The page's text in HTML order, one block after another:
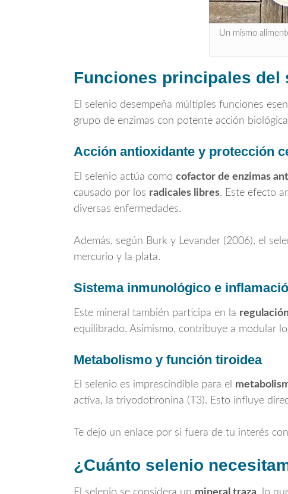
Un mismo
Funciones principales del
El selenio desempeña múltiples funciones
grupo de enzimas con potente acción
Acción antioxidante y protección
El selenio actúa como cofactor de enzimas
causado por los radicales libres. Este efecto
diversas enfermedades.
Además, según Burk y Levander (2006), el
mercurio y la plata.
Sistema inmunológico e
Este mineral también participa en la
equilibrado. Asimismo, contribuye a modular
Metabolismo y función tiroidea
El selenio es imprescindible para el
activa, la triyodotironina (T3). Esto influye
Te dejo un enlace por si fuera de tu interés
¿Cuánto selenio